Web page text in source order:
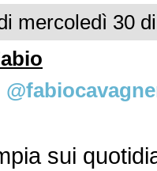
mercoledì 30
sui